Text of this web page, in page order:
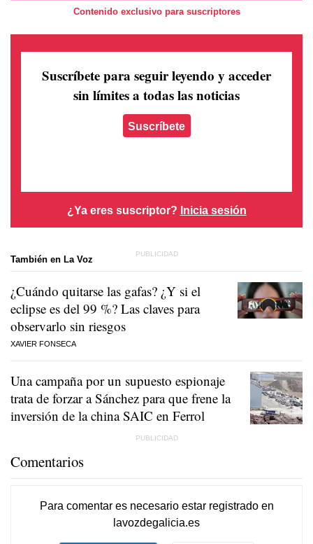
Contenido exclusivo para suscriptores
Suscríbete para seguir leyendo y acceder
sin límites a todas las noticias
Suscríbete
¿Ya eres suscriptor? Inicia sesión
También en La Voz
¿Cuándo quitarse las gafas? ¿Y si el
eclipse es del 99 %? Las claves para
observarlo sin riesgos
XAVIER FONSECA
Una campaña por un supuesto espionaje
trata de forzar a Sánchez para que frene la
inversión de la china SAIC en Ferrol
Comentarios
Para comentar es necesario estar registradoen
lavozdegalicia.es